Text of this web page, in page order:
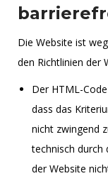
Die Website ist
den Richtlinien der
Der HTML-
dass das
nicht zwingend
technisch durch
der Website